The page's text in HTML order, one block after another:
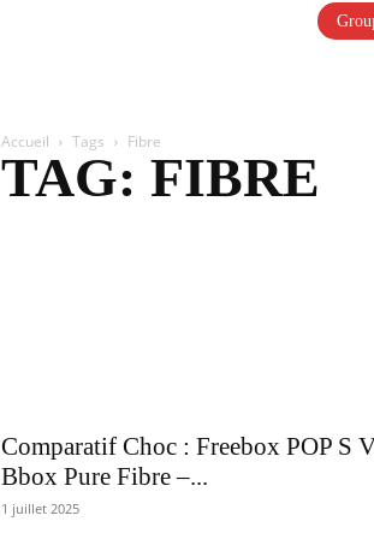
Accueil Tags Fibre
TAG: FIBRE
Comparatif Choc : Freebox POP S
Bbox Pure Fibre –...
1 juillet 2025